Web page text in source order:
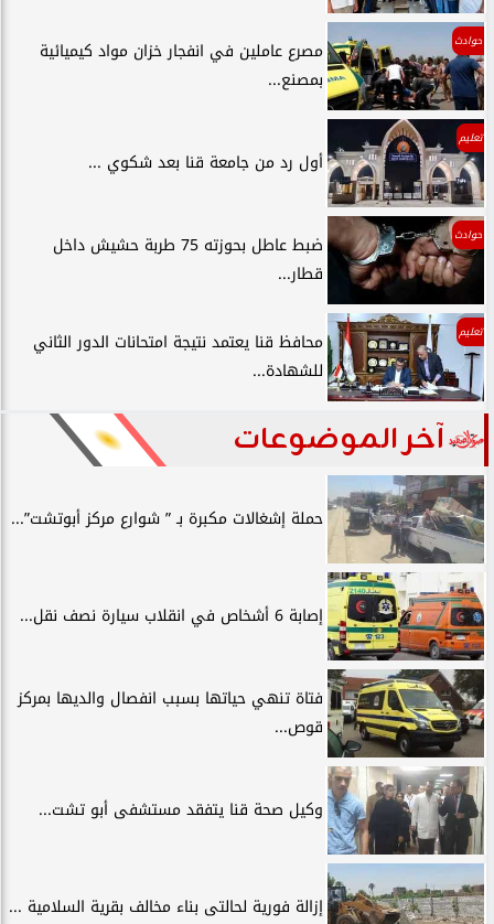
حوادث
مصرع عاملين في انفجار خزان مواد كيميائية
بمصنع...
تعليم
أول رد من جامعة قنا بعد شكوي ...
حوادث
ضبط عاطل بحوزته 75 طربة حشيش داخل
قطار...
تعليم
محافظ قنا يعتمد نتيجة امتحانات الدور الثاني
للشهادة...
آخر الموضوعات
حملة إشغالات مكبرة بـ ” شوارع مركز أبوتشت”...
إصابة 6 أشخاص في انقلاب سيارة نصف نقل...
فتاة تنهي حياتها بسبب انفصال والديها بمركز
قوص...
وكيل صحة قنا يتفقد مستشفى أبو تشت...
إزالة فورية لحالتى بناء مخالف بقرية السلامية ...